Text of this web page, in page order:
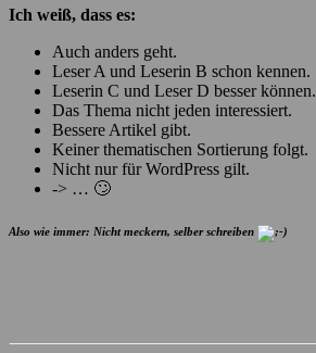
Ich weiß, dass es:
Auch anders geht.
Leser A und Leserin B schon kennen.
Leserin C und Leser D besser können.
Das Thema nicht jeden interessiert.
Bessere Artikel gibt.
Keiner thematischen Sortierung folgt.
Nicht nur für WordPress gilt.
-> … 🙄
Also wie immer: Nicht meckern, selber schreiben